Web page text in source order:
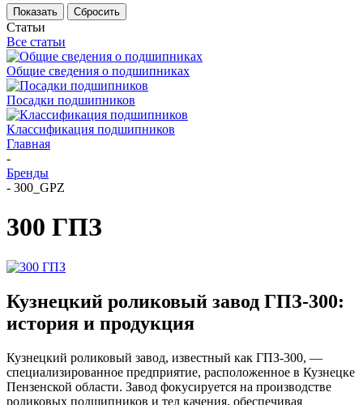
Сбросить
Статьи
Все статьи
Общие сведения о подшипниках
Посадки подшипников
Классификация подшипников
Главная
-
Бренды
- 300_GPZ
300 ГПЗ
Кузнецкий роликовый завод ГПЗ-300:
история и продукция
Кузнецкий роликовый завод, известный как ГПЗ-300, —
специализированное предприятие, расположенное в Кузнецке
Пензенской области. Завод фокусируется на производстве
роликовых подшипников и тел качения, обеспечивая